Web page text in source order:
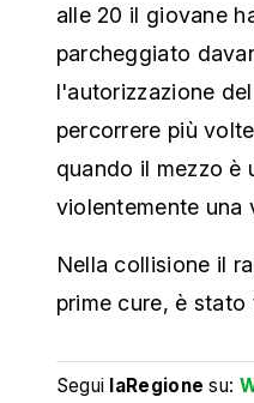
alle 20 il giovane
parcheggiato
l'autorizzazione
percorrere più
quando il mezzo è
violentemente una
Nella collisione il
prime cure, è
Segui laRegione su: